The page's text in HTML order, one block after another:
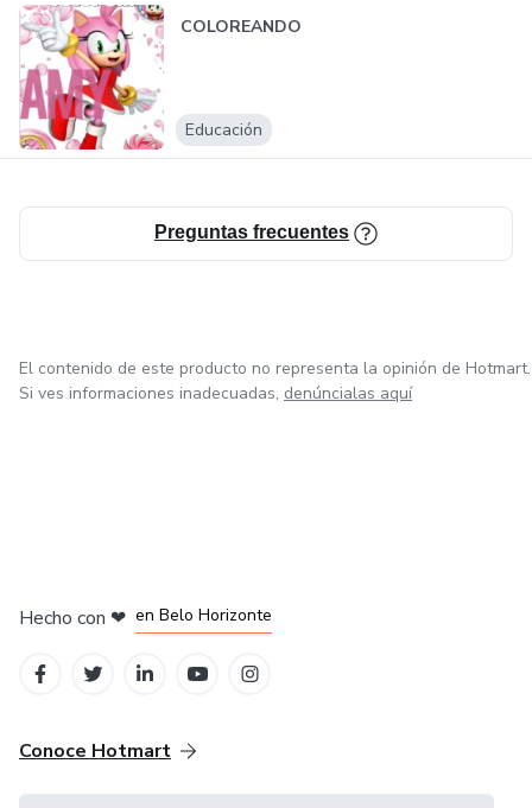
COLOREANDO
Educación
Preguntas frecuentes
El contenido de este producto no representa la opinión de Hotmart.
Si ves informaciones inadecuadas, denúncialas aquí
Hecho con ❤ en Belo Horizonte
Conoce Hotmart